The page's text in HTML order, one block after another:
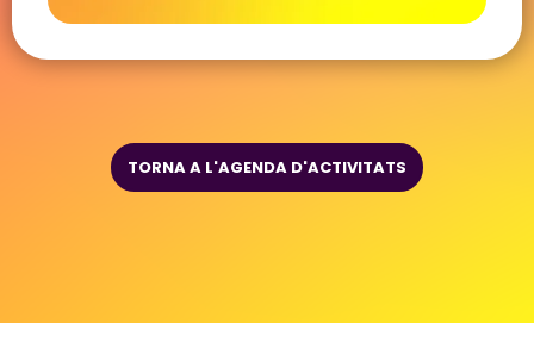
TORNA A L'AGENDA D'ACTIVITATS